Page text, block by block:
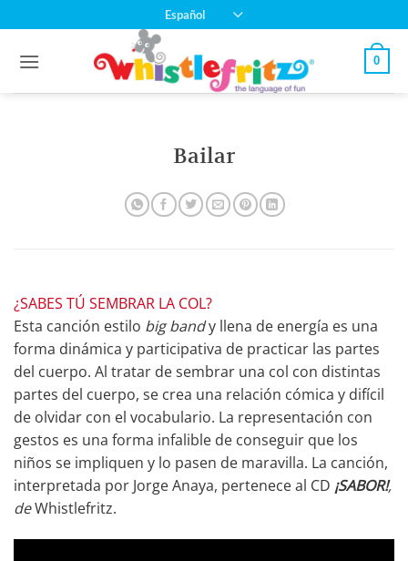
al
contenido
Español
0
Bailar
¿SABES TÚ SEMBRAR LA COL?
Esta canción estilo big bandy llena de energía es una
forma dinámica y participativa de practicar las partes
del cuerpo. Al tratar de sembrar una col con distintas
partes del cuerpo, se crea una relación cómica y difícil
de olvidar con el vocabulario. La representación con
gestos es una forma infalible de conseguir que los
niños se impliquen y lo pasen de maravilla. La canción,
interpretada por Jorge Anaya, pertenece al CD ¡SABOR!,
deWhistlefritz.